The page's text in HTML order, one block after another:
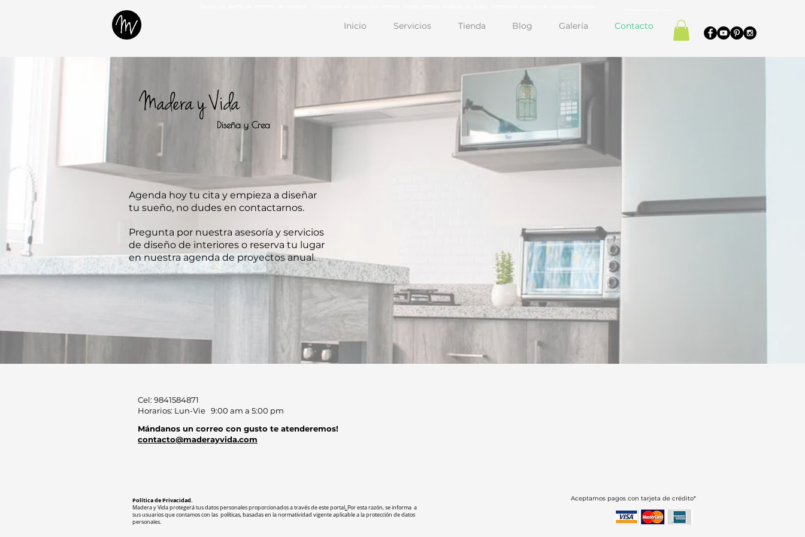
Inicio Servicios Tienda Blog Galería Contacto
Madera y Vida
Diseña y Crea
Agenda hoy tu cita y empieza a diseñar
tu sueño, no dudes en contactarnos.
Pregunta por nuestra asesoría y servicios
de diseño de interiores o reserva tu lugar
en nuestra agenda de proyectos anual.
Cel: 9841584871
Horarios: Lun-Vie 9:00 am a 5:00 pm
Mándanos un correo con gusto te atenderemos!
contacto@maderayvida.com
Política de Privacidad.
Madera y Vida protegerá tus datos personales proporcionados a través de este portal.Por esta razón, se informa a
sus usuarios que contamos con las políticas, basadas en la normatividad vigente aplicable a la protección de datos
personales.
Aceptamos pagos con tarjeta de crédito*